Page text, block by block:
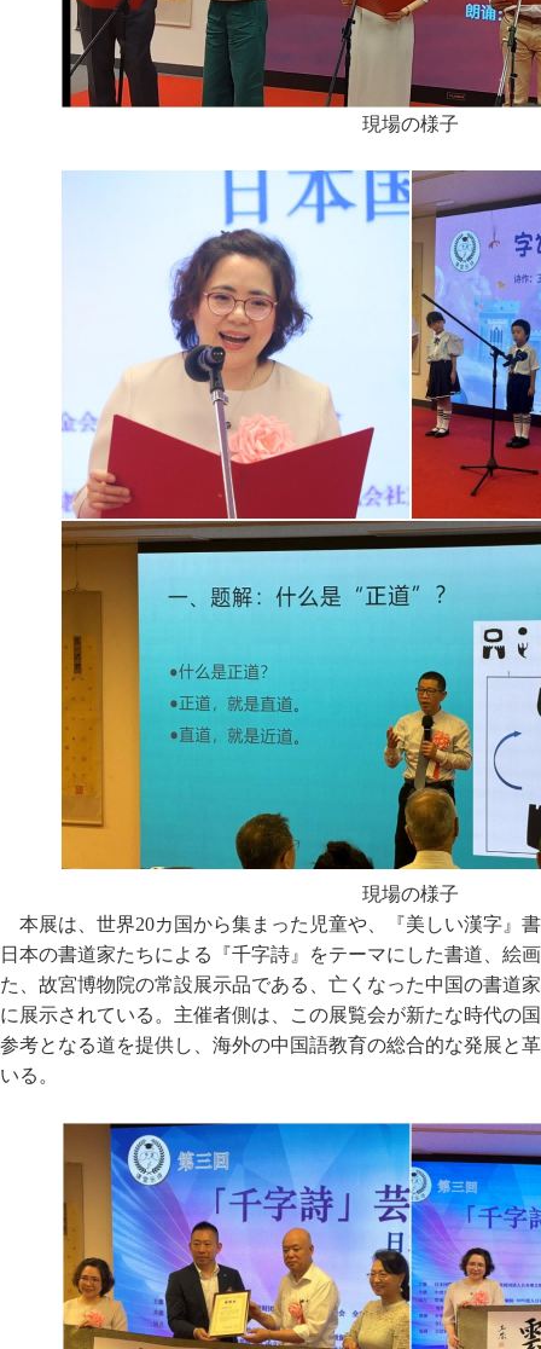
現場の様子
現場の様子
本展は、世界20カ国から集まった児童や、『美しい漢字』
日本の書道家たちによる『千字詩』をテーマにした書道、絵
た、故宮博物院の常設展示品である、亡くなった中国の書道
に展示されている。主催者側は、この展覧会が新たな時代の
参考となる道を提供し、海外の中国語教育の総合的な発展と
いる。